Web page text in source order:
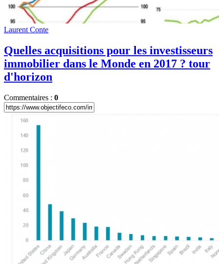
Laurent Conte
Quelles acquisitions pour les investisseurs
immobilier dans le Monde en 2017 ? tour
d'horizon
Commentaires : 0